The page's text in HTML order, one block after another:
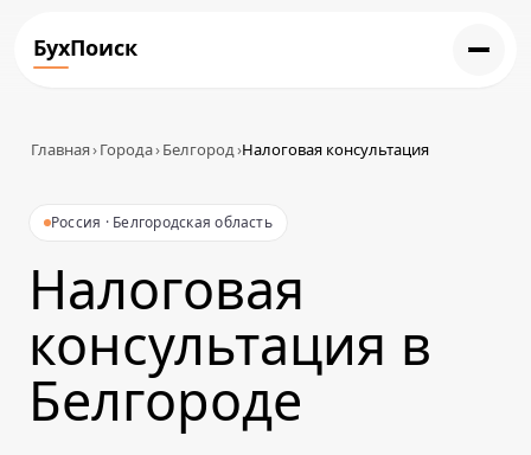
БухПоиск
Главная›Города›Белгород›Налоговая консультация
Россия · Белгородская область
Налоговая
консультация в
Белгороде